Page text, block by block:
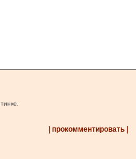
| прокомментировать |